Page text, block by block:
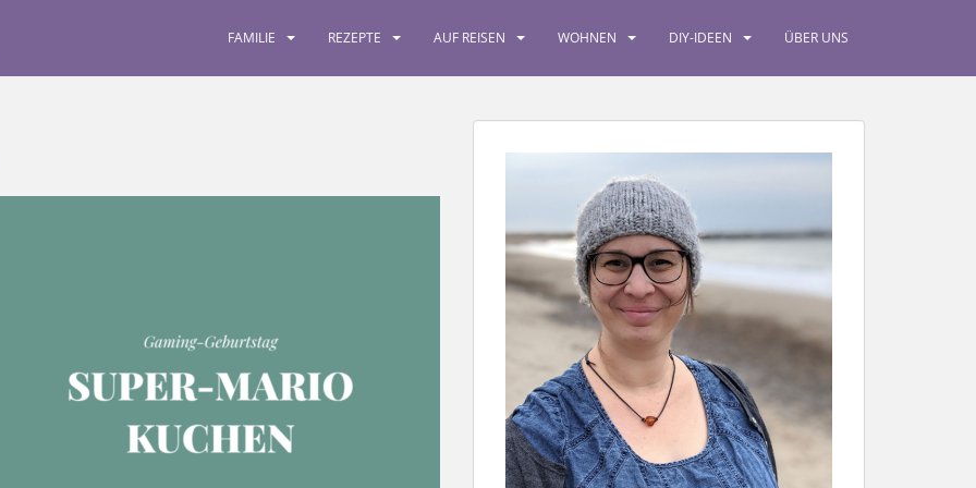
FAMILIE REZEPTE AUF REISEN WOHNEN DIY-IDEEN ÜBER UNS